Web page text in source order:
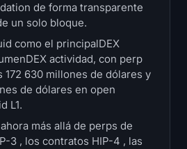
de forma transparente
un solo bloque.
como el principalDEX
actividad, con perp
172 630 millones de dólares y
de dólares en open
L1.
más allá de perps de
3 , los contratos HIP-4 , las